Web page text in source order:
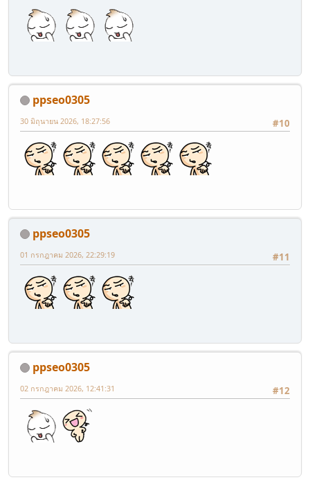
ppseo0305
#10
30 มิถุนายน 2026, 18:27:56
ppseo0305
#11
01 กรกฎาคม 2026, 22:29:19
ppseo0305
#12
02 กรกฎาคม 2026, 12:41:31